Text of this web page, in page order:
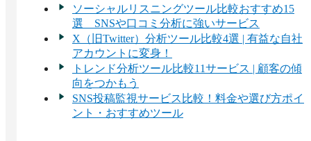
ソーシャルリスニングツール比較おすすめ15
選 SNSや口コミ分析に強いサービス
X（旧Twitter）分析ツール比較4選 | 有益な自社
アカウントに変身！
トレンド分析ツール比較11サービス | 顧客の傾
向をつかもう
SNS投稿監視サービス比較！料金や選び方ポイ
ント・おすすめツール